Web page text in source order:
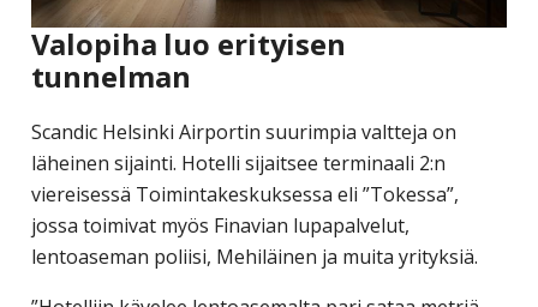
Valopiha luo erityisen
tunnelman
Scandic Helsinki Airportin suurimpia valtteja on
läheinen sijainti. Hotelli sijaitsee terminaali 2:n
viereisessä Toimintakeskuksessa eli ”Tokessa”,
jossa toimivat myös Finavian lupapalvelut,
lentoaseman poliisi, Mehiläinen ja muita yrityksiä.